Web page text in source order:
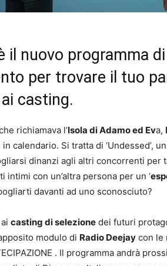
il nuovo programma
per trovare il tuo
casting.
richiamava l’Isola di Adamo ed Eva,
calendario. Si tratta di ‘Undessed’,
dinanzi agli altri concorrenti per
intimi con un’altra persona per un ‘
davanti ad uno sconosciuto?
casting di selezione dei futuri
modulo di Radio Deejay con le
. Il programma andrà